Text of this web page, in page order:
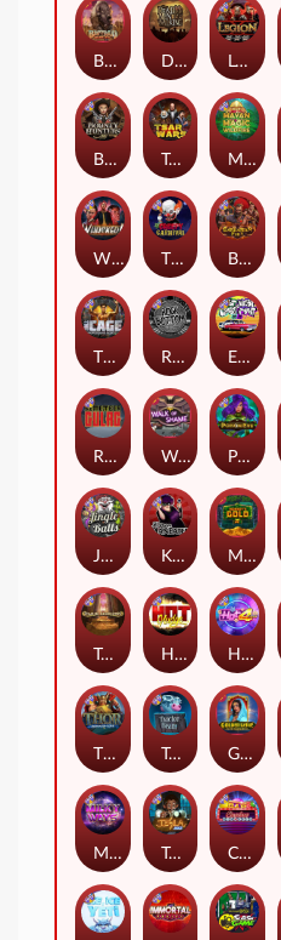
Dead Men Walking
Tsar Wars
Rock Bottom
Tractor Beam
Casino Win Spin
The Cage
Hot Nudge
Bounty Hunters xNudge®
Monkey's Gold xPays
Barbarian Fury
Poison Eve
Tomb of Akhenaten
Golden Genie And The Walking Wilds
Tesla Jolt
Mayan Magic Wildfire
Legion X
Hot 4 Cash
Buffalo Hunter
Milky Ways
East Coast Vs West Coast
The Creepy Carnival
Whacked
Jingle Balls
Walk of Shame
Thor: Hammer Time
Remember Gulag
Karen Maneater